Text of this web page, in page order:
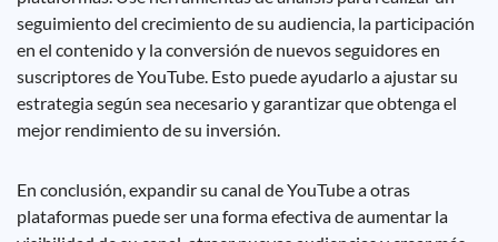
seguimiento del crecimiento de su audiencia, la participación
en el contenido y la conversión de nuevos seguidores en
suscriptores de YouTube. Esto puede ayudarlo a ajustar su
estrategia según sea necesario y garantizar que obtenga el
mejor rendimiento de su inversión.
En conclusión, expandir su canal de YouTube a otras
plataformas puede ser una forma efectiva de aumentar la